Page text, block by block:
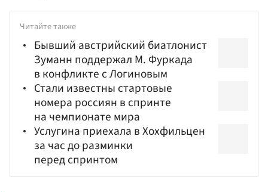
Читайте также
Бывший австрийский биатлонист
Зуманн поддержал М. Фуркада
в конфликте с Логиновым
Стали известны стартовые
номера россиян в спринте
на чемпионате мира
Услугина приехала в Хохфильцен
за час до разминки
перед спринтом